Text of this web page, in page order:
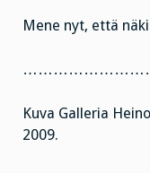
Mene nyt, että
Kuva Galleria
2009.